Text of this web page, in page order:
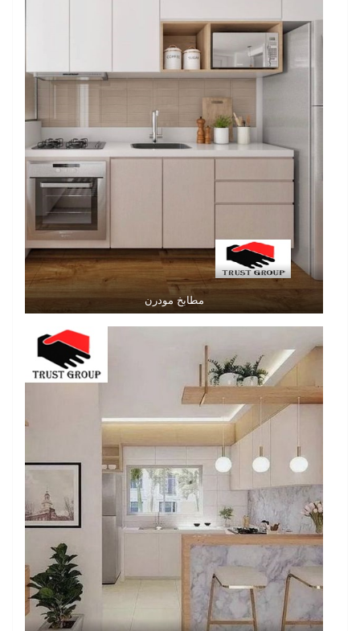
مطابخ مودرن